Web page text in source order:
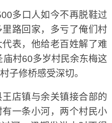
多口人如今不再脱鞋过
路回家，多亏了俺们村
表，他给老百姓解了难
村60多岁村民余东梅这
子修桥感受深切。
店镇与余关镇接合部的
一条小河，两个村民小